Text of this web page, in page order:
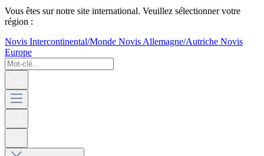
Vous êtes sur notre site international. Veuillez sélectionner votre
région :
Novis Intercontinental/Monde Novis Allemagne/Autriche Novis
Europe